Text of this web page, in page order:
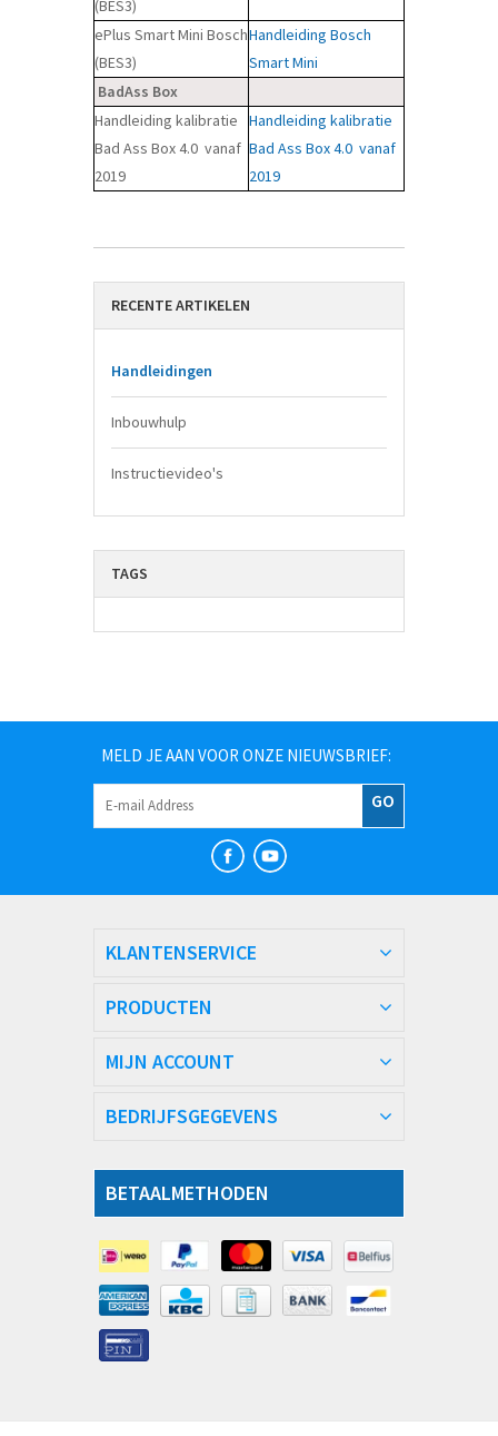
(BES3)
ePlus Smart Mini Bosch
(BES3)
Handleiding Bosch
Smart Mini
BadAss Box
Handleiding kalibratie
Bad Ass Box 4.0 vanaf
2019
Handleiding kalibratie
Bad Ass Box 4.0 vanaf
2019
RECENTE ARTIKELEN
Handleidingen
Inbouwhulp
Instructievideo's
TAGS
MELD JE AAN VOOR ONZE NIEUWSBRIEF:
GO
KLANTENSERVICE
PRODUCTEN
MIJN ACCOUNT
BEDRIJFSGEGEVENS
BETAALMETHODEN